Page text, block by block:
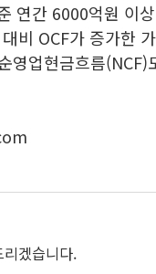
연간 6000억원 이
비 OCF가 증가한
영업현금흐름
겠습니다.